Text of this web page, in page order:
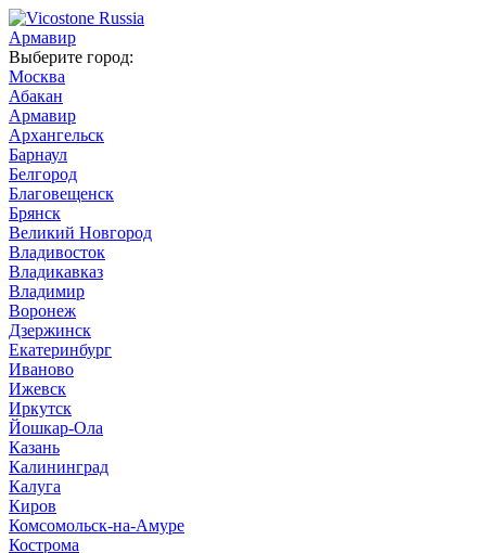
Армавир
Выберите город:
Москва
Абакан
Армавир
Архангельск
Барнаул
Белгород
Благовещенск
Брянск
Великий Новгород
Владивосток
Владикавказ
Владимир
Воронеж
Дзержинск
Екатеринбург
Иваново
Ижевск
Иркутск
Йошкар-Ола
Казань
Калининград
Калуга
Киров
Комсомольск-на-Амуре
Кострома